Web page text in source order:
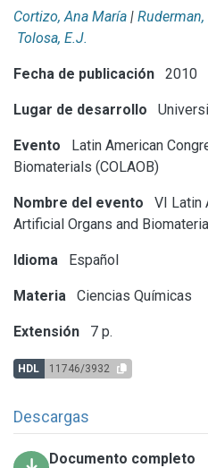
Cortizo, Ana María | Ruderman,
Tolosa, E.J.
Fecha de publicación 2010
Lugar de desarrollo
Evento
Latin American
Biomaterials (COLAOB)
Nombre del evento
VI Latin
Artificial Organs and
Idioma Español
Materia Ciencias Químicas
Extensión 7 p.
HDL 11746/3932
Descargas
Documento completo